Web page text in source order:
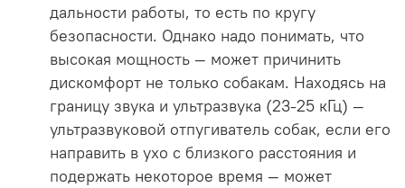
дальности работы, то есть по кругу
безопасности. Однако надо понимать, что
высокая мощность — может причинить
дискомфорт не только собакам. Находясь на
границу звука и ультразвука (23-25 кГц) —
ультразвуковой отпугиватель собак, если его
направить в ухо с близкого расстояния и
подержать некоторое время — может